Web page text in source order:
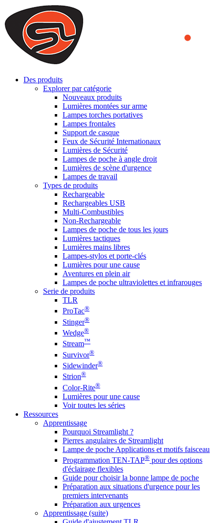
We use cookies to ensure that we provide you the best experience
on our website. By continuing to browse this website, you accept
that cookies are used to help us analyze how the website is used and
to offer you a better experience. To learn more or to find out how
you can disable cookies, you can access our
Des produits
Explorer par catégorie
Nouveaux produits
Lumières montées sur arme
Lampes torches portatives
Lampes frontales
Support de casque
Feux de Sécurité Internationaux
Lumières de Sécurité
Lampes de poche à angle droit
Lumières de scène d'urgence
Lampes de travail
Types de produits
Rechargeable
Rechargeables USB
Multi-Combustibles
Non-Rechargeable
Lampes de poche de tous les jours
Lumières tactiques
Lumières mains libres
Lampes-stylos et porte-clés
Lumières pour une cause
Aventures en plein air
Lampes de poche ultraviolettes et infrarouges
Serie de produits
TLR
ProTac®
Stinger®
Wedge®
Stream™
Survivor®
Sidewinder®
Strion®
Color-Rite®
Lumières pour une cause
Voir toutes les séries
Ressources
Apprentissage
Pourquoi Streamlight ?
Pierres angulaires de Streamlight
Lampe de poche Applications et motifs faisceau
Programmation TEN-TAP® pour des options
d'éclairage flexibles
Guide pour choisir la bonne lampe de poche
Préparation aux situations d'urgence pour les
premiers intervenants
Préparation aux urgences
Apprentissage (suite)